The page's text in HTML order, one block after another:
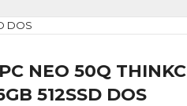
DOS
NEO 50Q
512SSD DOS